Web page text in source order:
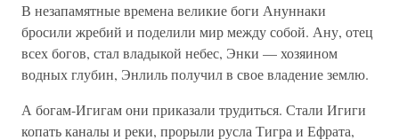
В незапамятные времена великие боги Ануннаки
бросили жребий и поделили мир между собой. Ану, отец
всех богов, стал владыкой небес, Энки — хозяином
водных глубин, Энлиль получил в свое владение землю.
А богам-Игигам они приказали трудиться. Стали Игиги
копать каналы и реки, прорыли русла Тигра и Ефрата,